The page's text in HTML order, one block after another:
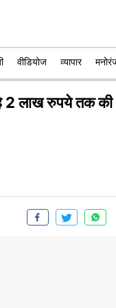
वीडियोज व्यापार
2 लाख रुपये तक की